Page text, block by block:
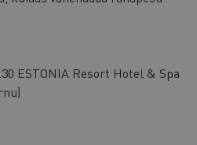
ESTONIA Resort Hotel & Spa